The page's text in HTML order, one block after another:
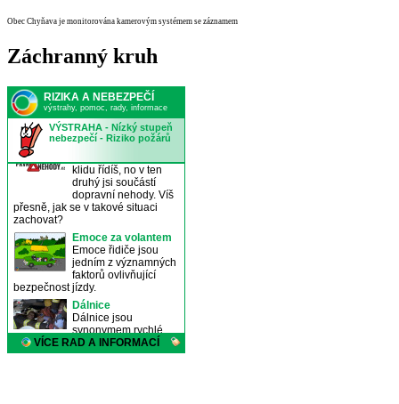
Obec Chyňava je monitorována kamerovým systémem se záznamem
Záchranný kruh